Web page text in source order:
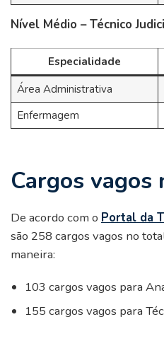
Nível Médio – Técnico
Especialidade
Área Administrativa
Enfermagem
Cargos vagos
De acordo com o Portal da
são 258 cargos vagos no
maneira:
103 cargos vagos para
155 cargos vagos para